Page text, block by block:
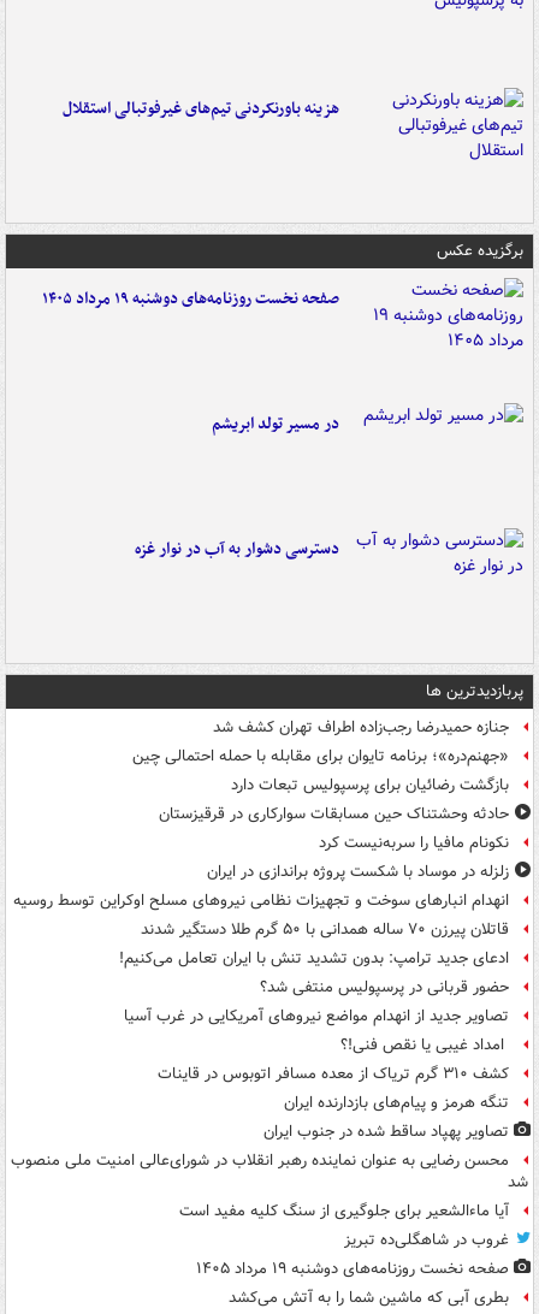
هزینه باورنکردنی تیم‌های غیرفوتبالی استقلال
برگزیده عکس
صفحه نخست روزنامه‌های دوشنبه ۱۹ مرداد ۱۴۰۵
در مسیر تولد ابریشم
دسترسی دشوار به آب در نوار غزه
پربازدیدترین ها
جنازه حمیدرضا رجب‌زاده اطراف تهران کشف شد
«جهنم‌دره»؛ برنامه تایوان برای مقابله با حمله احتمالی چین
بازگشت رضائیان برای پرسپولیس تبعات دارد
حادثه وحشتناک حین مسابقات سوارکاری در قرقیزستان
نکونام مافیا را سربه‌نیست کرد
زلزله در موساد با شکست پروژه براندازی در ایران
انهدام انبارهای سوخت و تجهیزات نظامی نیروهای مسلح اوکراین توسط روسیه
قاتلان پیرزن ۷۰ ساله همدانی با ۵۰ گرم طلا دستگیر شدند
ادعای جدید ترامپ: بدون تشدید تنش با ایران تعامل می‌کنیم!
حضور قربانی در پرسپولیس منتفی شد؟
تصاویر جدید از انهدام مواضع نیروهای آمریکایی در غرب آسیا
امداد غیبی یا نقص فنی!؟
کشف ۳۱۰ گرم تریاک از معده مسافر اتوبوس در قاینات
تنگه هرمز و پیام‌های بازدارنده ایران
تصاویر پهپاد ساقط شده در جنوب ایران
محسن رضایی به عنوان نماینده رهبر انقلاب در شورای‌عالی امنیت ملی منصوب
شد
آیا ماءالشعیر برای جلوگیری از سنگ کلیه مفید است
غروب در شاهگلی‌ده تبریز
صفحه نخست روزنامه‌های دوشنبه ۱۹ مرداد ۱۴۰۵
بطری آبی که ماشین شما را به آتش می‌کشد